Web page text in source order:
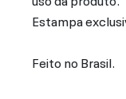
Estampa
Feito no Brasil.